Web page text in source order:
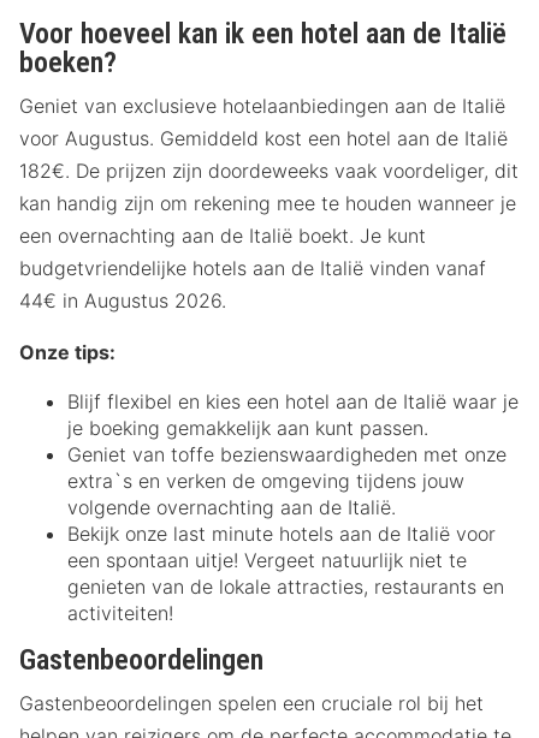
Voor hoeveel kan ik een hotel aan de Italië
boeken?
Geniet van exclusieve hotelaanbiedingen aan de Italië
voor Augustus. Gemiddeld kost een hotel aan de Italië
182€. De prijzen zijn doordeweeks vaak voordeliger, dit
kan handig zijn om rekening mee te houden wanneer je
een overnachting aan de Italië boekt. Je kunt
budgetvriendelijke hotels aan de Italië vinden vanaf
44€ in Augustus 2026.
Onze tips:
Blijf flexibel en kies een hotel aan de Italië waar je
je boeking gemakkelijk aan kunt passen.
Geniet van toffe bezienswaardigheden met onze
extra`s en verken de omgeving tijdens jouw
volgende overnachting aan de Italië.
Bekijk onze last minute hotels aan de Italië voor
een spontaan uitje! Vergeet natuurlijk niet te
genieten van de lokale attracties, restaurants en
activiteiten!
Gastenbeoordelingen
Gastenbeoordelingen spelen een cruciale rol bij het